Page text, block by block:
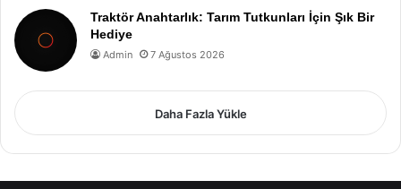
Traktör Anahtarlık: Tarım Tutkunları İçin Şık Bir
Hediye
Admin 7 Ağustos 2026
Daha Fazla Yükle